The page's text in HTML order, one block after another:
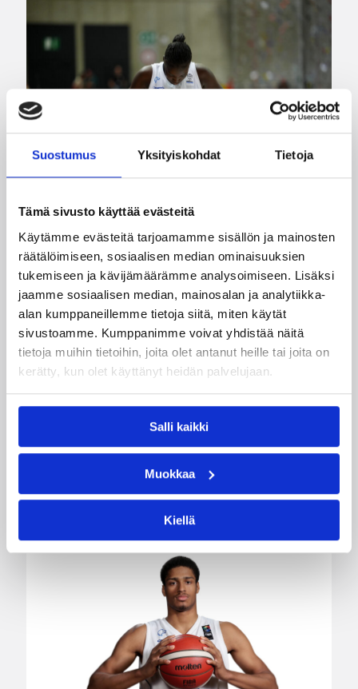
Suostumus Yksityiskohdat Tietoja
Tämä sivusto käyttää evästeitä
Käytämme evästeitä tarjoamamme sisällön ja mainosten
räätälöimiseen, sosiaalisen median ominaisuuksien
tukemiseen ja kävijämäärämme analysoimiseen. Lisäksi
jaamme sosiaalisen median, mainosalan ja analytiikka-
alan kumppaneillemme tietoja siitä, miten käytät
sivustoamme. Kumppanimme voivat yhdistää näitä
tietoja muihin tietoihin, joita olet antanut heille tai joita on
kerätty, kun olet käyttänyt heidän palvelujaan.
Salli kaikki
Muokkaa
Kiellä
Suomalaiset ulkomailla 03.08.2026 09:24
Dallas takaisin voittokantaan
Connecticutin kustannuksella
– Kuier kuusi pistettä
selkeässä voitossa
WNBA:ssa Dallas Wings palasi takaisin voittojen
tielle kahden tappion jälkeen, kun joukkue voitti
Connecticut Sunin 63-83 (37-48). Awak Kuier
pelasi vaihdosta kahdeksan ja puoli minuuttia